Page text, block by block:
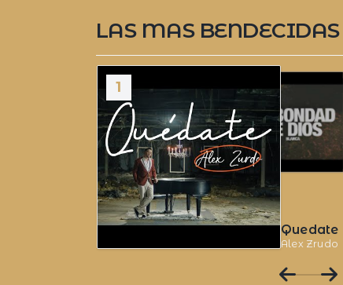
LAS MAS BENDECIDAS
1
Quedate
Alex Zrudo